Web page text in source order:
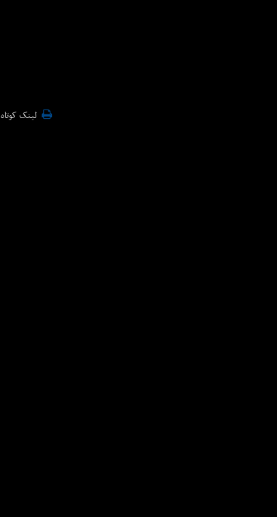
لینک کوتاه